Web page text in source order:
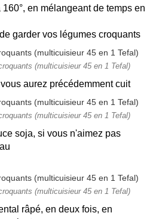
en mélangeant de temps en
garder vos légumes croquants
(multicuisieur 45 en 1 Tefal)
aurez précédemment cuit
(multicuisieur 45 en 1 Tefal)
soja, si vous n'aimez pas
(multicuisieur 45 en 1 Tefal)
râpé, en deux fois, en